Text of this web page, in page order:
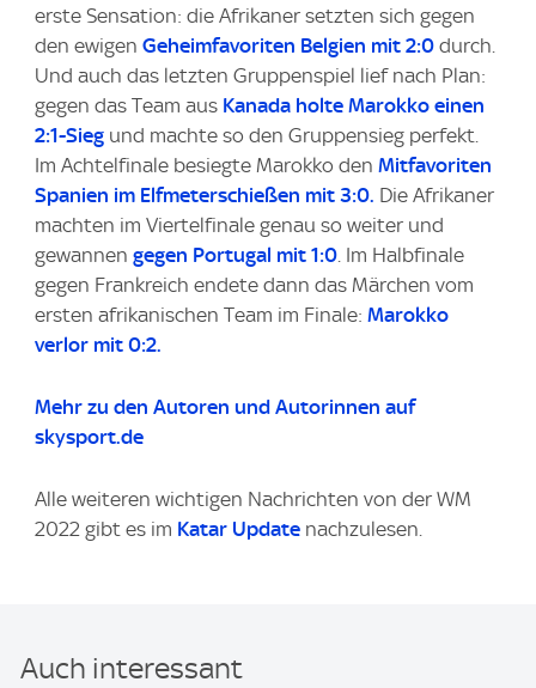
erste Sensation: die Afrikaner setzten sich gegen
den ewigen Geheimfavoriten Belgien mit 2:0 durch.
Und auch das letzten Gruppenspiel lief nach Plan:
gegen das Team aus Kanada holte Marokko einen
2:1-Sieg und machte so den Gruppensieg perfekt.
Im Achtelfinale besiegte Marokko den Mitfavoriten
Spanien im Elfmeterschießen mit 3:0. Die Afrikaner
machten im Viertelfinale genau so weiter und
gewannen gegen Portugal mit 1:0. Im Halbfinale
gegen Frankreich endete dann das Märchen vom
ersten afrikanischen Team im Finale: Marokko
verlor mit 0:2.
Mehr zu den Autoren und Autorinnen auf
skysport.de
Alle weiteren wichtigen Nachrichten von der WM
2022 gibt es im Katar Update nachzulesen.
Auch interessant